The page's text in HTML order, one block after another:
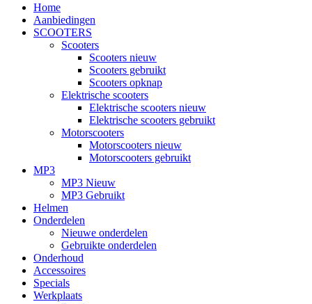
Home
Aanbiedingen
SCOOTERS
Scooters
Scooters nieuw
Scooters gebruikt
Scooters opknap
Elektrische scooters
Elektrische scooters nieuw
Elektrische scooters gebruikt
Motorscooters
Motorscooters nieuw
Motorscooters gebruikt
MP3
MP3 Nieuw
MP3 Gebruikt
Helmen
Onderdelen
Nieuwe onderdelen
Gebruikte onderdelen
Onderhoud
Accessoires
Specials
Werkplaats